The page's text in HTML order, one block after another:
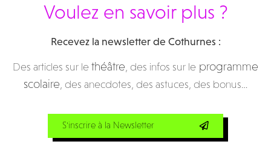
Voulez en savoir plus ?
Recevez la newsletter de Cothurnes :
Des articles sur le théâtre, des infos sur le programme
scolaire, des anecdotes, des astuces, des bonus…
S'inscrire à la Newsletter